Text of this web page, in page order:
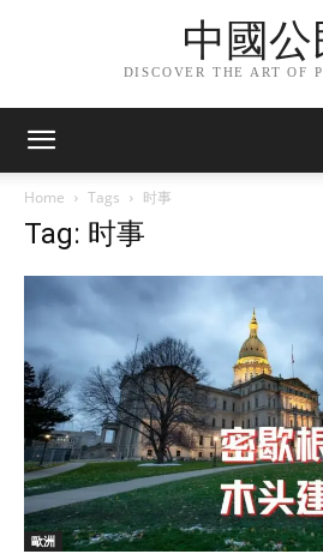
中國公
DISCOVER THE ART OF
Home Tags 时事
Tag: 时事
歐洲